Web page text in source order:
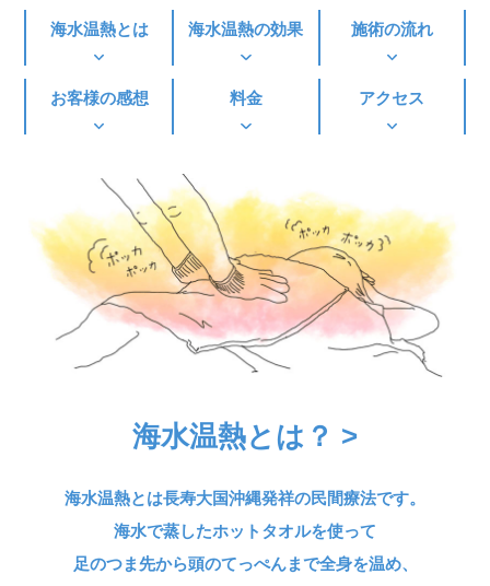
海水温熱とは 海水温熱の効果 施術の流れ
お客様の感想 料金 アクセス
海水温熱とは？ >
海水温熱とは長寿大国沖縄発祥の民間療法です。
海水で蒸したホットタオルを使って
足のつま先から頭のてっぺんまで全身を温め、